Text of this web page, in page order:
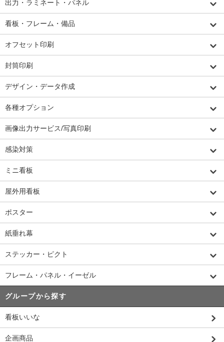
出力・ラミネート・パネル
看板・フレーム・備品
オフセット印刷
封筒印刷
デザイン・データ作成
各種オプション
画像出力サービス/写真印刷
感染対策
ミニ看板
屋外用看板
ポスター
紙垂れ幕
ステッカー・ピクト
フレーム・パネル・イーゼル
グループから探す
看板いいな
企画商品